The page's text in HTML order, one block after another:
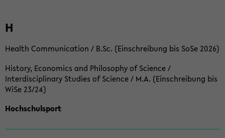
H
Health Communication / B.Sc. (Einschreibung bis SoSe 2026)
History, Economics and Philosophy of Science /
Interdisciplinary Studies of Science / M.A. (Einschreibung bis
WiSe 23/24)
Hochschulsport